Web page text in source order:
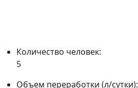
Количество человек:
5
Объем переработки (л/сутки):